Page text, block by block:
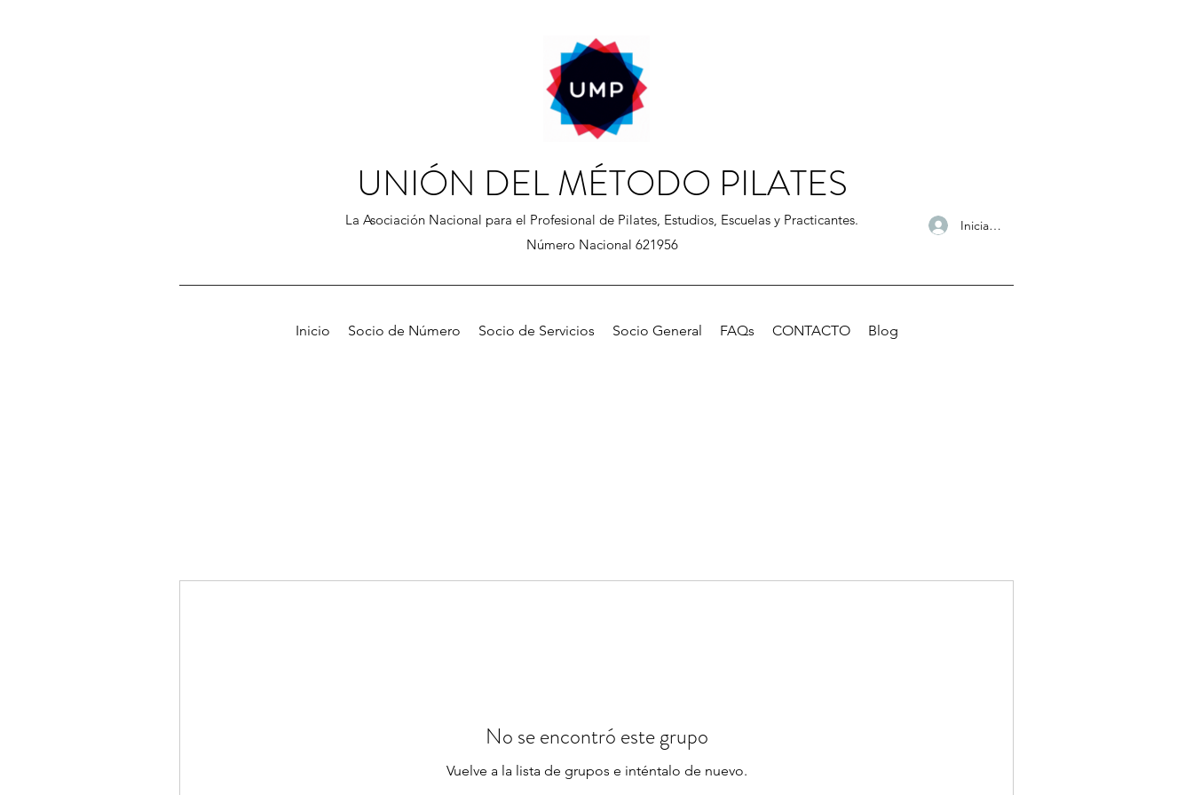
UNIÓN DEL MÉTODO PILATES
La Asociación Nacional para el Profesional de Pilates, Estudios, Escuelas y Practicantes.
Número Nacional 621956
Iniciar sesión
Inicio Socio de Número Socio de Servicios Socio General FAQs CONTACTO Blog
No se encontró este grupo
Vuelve a la lista de grupos e inténtalo de nuevo.